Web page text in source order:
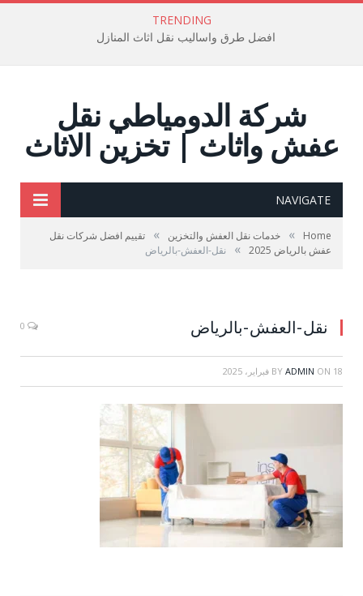
TRENDING
افضل طرق واساليب نقل اثاث المنازل
شركة الدومياطي نقل
عفش واثاث | تخزين الاثاث
NAVIGATE
Home
» خدمات نقل العفش والتخزين »
تقييم افضل شركات نقل
عفش بالرياض 2025
» نقل-العفش-بالرياض
نقل-العفش-بالرياض
BY ADMIN ON 18 فبراير، 2025